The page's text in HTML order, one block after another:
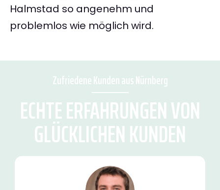
Halmstad so angenehm und
problemlos wie möglich wird.
Zufriedene Kunden aus Nürnberg
ECHTE ERFAHRUNGEN VON
GLÜCKLICHEN KUNDEN